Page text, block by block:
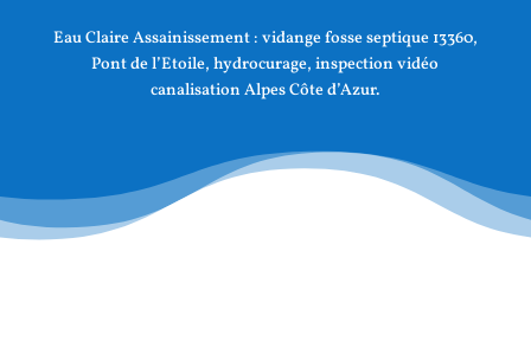
Eau Claire Assainissement : vidange fosse septique 13360,
Pont de l’Etoile, hydrocurage, inspection vidéo
canalisation Alpes Côte d’Azur.